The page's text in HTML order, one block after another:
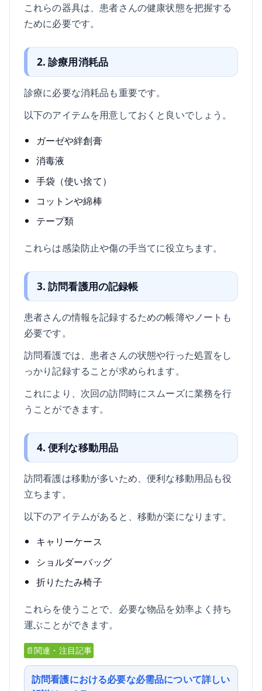
これらの器具は、患者さんの健康状態を把握する
ために必要です。
2. 診療用消耗品
診療に必要な消耗品も重要です。
以下のアイテムを用意しておくと良いでしょう。
ガーゼや絆創膏
消毒液
手袋（使い捨て）
コットンや綿棒
テープ類
これらは感染防止や傷の手当てに役立ちます。
3. 訪問看護用の記録帳
患者さんの情報を記録するための帳簿やノートも
必要です。
訪問看護では、患者さんの状態や行った処置をし
っかり記録することが求められます。
これにより、次回の訪問時にスムーズに業務を行
うことができます。
4. 便利な移動用品
訪問看護は移動が多いため、便利な移動用品も役
立ちます。
以下のアイテムがあると、移動が楽になります。
キャリーケース
ショルダーバッグ
折りたたみ椅子
これらを使うことで、必要な物品を効率よく持ち
運ぶことができます。
📄関連・注目記事
訪問看護における必要な必需品について詳しい